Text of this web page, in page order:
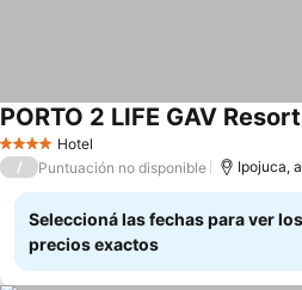
4 EstrellasHotel
PORTO 2 LIFE GAV
/ Puntuación no disponible Ipojuca,
Seleccioná las fechas para ver los
precios exactos